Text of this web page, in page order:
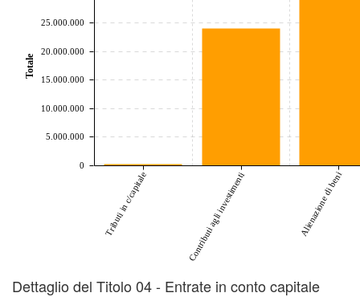
Tributi in c/capitale Contributi agli investimenti Alienazione di beni
0
5.000.000
10.000.000
15.000.000
20.000.000
25.000.000
Totale
Dettaglio del Titolo 04 - Entrate in conto capitale